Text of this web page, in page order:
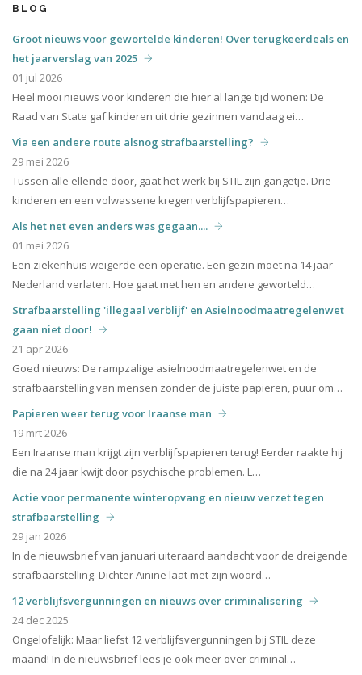
BLOG
Groot nieuws voor gewortelde kinderen! Over terugkeerdeals en
het jaarverslag van 2025
01 jul 2026
Heel mooi nieuws voor kinderen die hier al lange tijd wonen: De
Raad van State gaf kinderen uit drie gezinnen vandaag ei…
Via een andere route alsnog strafbaarstelling?
29 mei 2026
Tussen alle ellende door, gaat het werk bij STIL zijn gangetje. Drie
kinderen en een volwassene kregen verblijfspapieren…
Als het net even anders was gegaan....
01 mei 2026
Een ziekenhuis weigerde een operatie. Een gezin moet na 14 jaar
Nederland verlaten. Hoe gaat met hen en andere geworteld…
Strafbaarstelling 'illegaal verblijf' en Asielnoodmaatregelenwet
gaan niet door!
21 apr 2026
Goed nieuws: De rampzalige asielnoodmaatregelenwet en de
strafbaarstelling van mensen zonder de juiste papieren, puur om…
Papieren weer terug voor Iraanse man
19 mrt 2026
Een Iraanse man krijgt zijn verblijfspapieren terug! Eerder raakte hij
die na 24 jaar kwijt door psychische problemen. L…
Actie voor permanente winteropvang en nieuw verzet tegen
strafbaarstelling
29 jan 2026
In de nieuwsbrief van januari uiteraard aandacht voor de dreigende
strafbaarstelling. Dichter Ainine laat met zijn woord…
12 verblijfsvergunningen en nieuws over criminalisering
24 dec 2025
Ongelofelijk: Maar liefst 12 verblijfsvergunningen bij STIL deze
maand! In de nieuwsbrief lees je ook meer over criminal…